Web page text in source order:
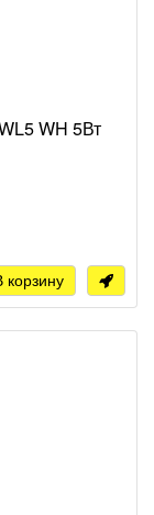
WH 5Вт
корзину